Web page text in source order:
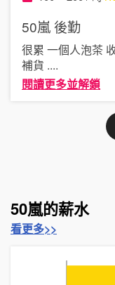
50嵐 後勤
很累 一個人泡茶
補貨 ....
閱讀更多並解鎖
50嵐的薪水
看更多>>